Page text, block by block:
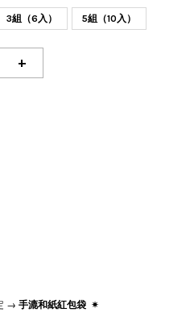
3組（6入） 5組（10入）
+
→ 手漉和紙紅包袋 ✷